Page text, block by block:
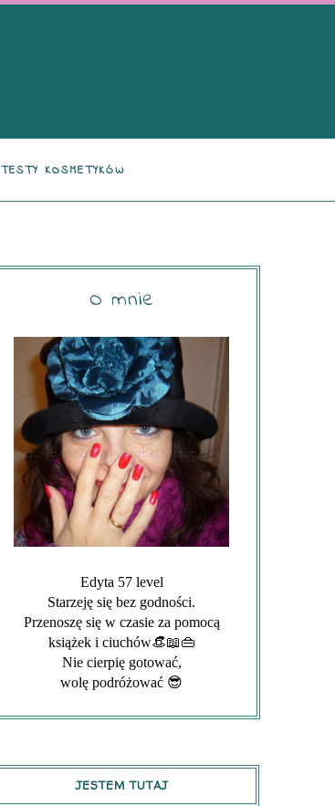
TESTY KOSMETYKÓW
O mnie
Edyta 57 level
Starzeję się bez godności.
Przenoszę się w czasie za pomocą
książek i ciuchów👒📖👜
Nie cierpię gotować,
wolę podróżować 😎
JESTEM TUTAJ